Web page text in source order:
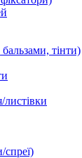
тінти)
спреї)